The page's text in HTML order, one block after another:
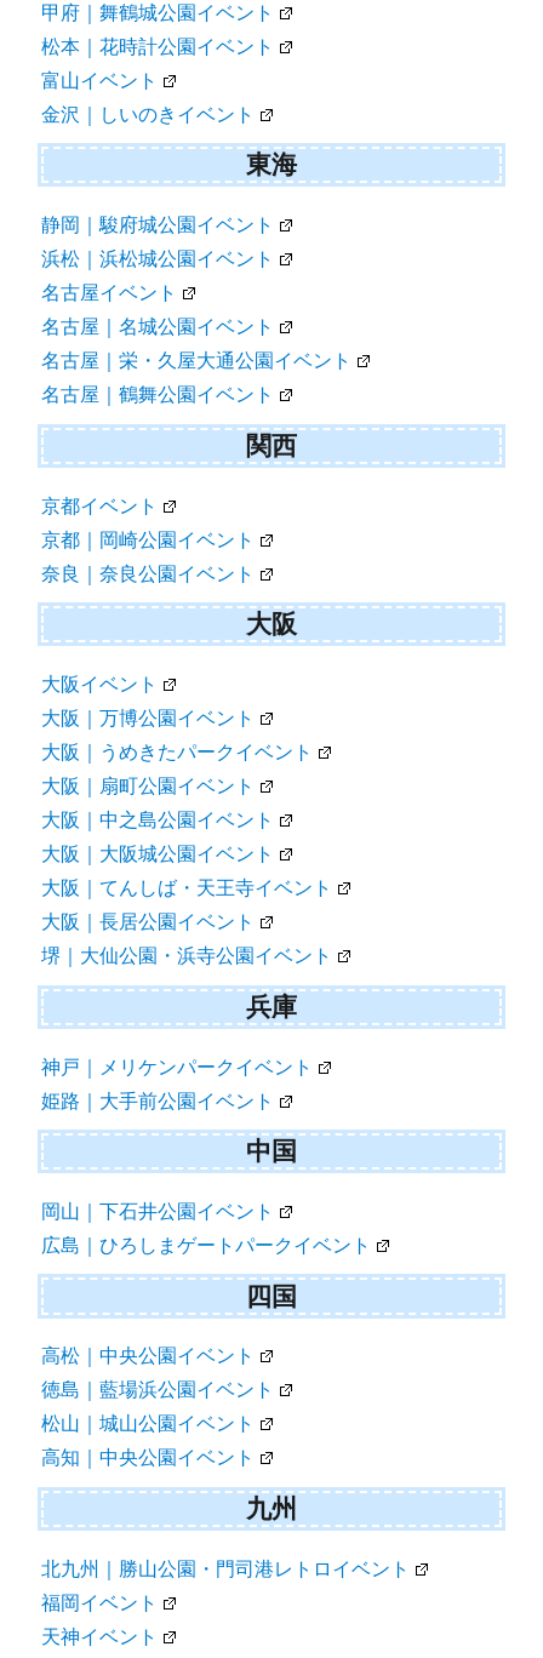
甲府｜舞鶴城公園イベント
松本｜花時計公園イベント
富山イベント
金沢｜しいのきイベント
東海
静岡｜駿府城公園イベント
浜松｜浜松城公園イベント
名古屋イベント
名古屋｜名城公園イベント
名古屋｜栄・久屋大通公園イベント
名古屋｜鶴舞公園イベント
関西
京都イベント
京都｜岡崎公園イベント
奈良｜奈良公園イベント
大阪
大阪イベント
大阪｜万博公園イベント
大阪｜うめきたパークイベント
大阪｜扇町公園イベント
大阪｜中之島公園イベント
大阪｜大阪城公園イベント
大阪｜てんしば・天王寺イベント
大阪｜長居公園イベント
堺｜大仙公園・浜寺公園イベント
兵庫
神戸｜メリケンパークイベント
姫路｜大手前公園イベント
中国
岡山｜下石井公園イベント
広島｜ひろしまゲートパークイベント
四国
高松｜中央公園イベント
徳島｜藍場浜公園イベント
松山｜城山公園イベント
高知｜中央公園イベント
九州
北九州｜勝山公園・門司港レトロイベント
福岡イベント
天神イベント